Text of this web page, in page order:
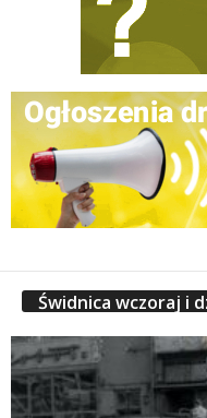
Świdnica wczoraj i